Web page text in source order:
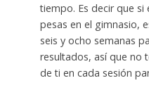
tiempo. Es decir que
pesas en el gimnasio,
seis y ocho semanas
resultados, así que no
de ti en cada sesión